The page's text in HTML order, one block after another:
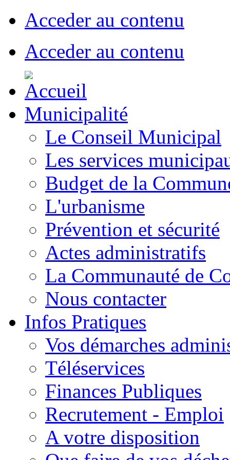
Acceder au contenu
Acceder au contenu
Municipalité
Le Conseil Municipal
Les services
Budget de la
L'urbanisme
Prévention et sécurité
Actes administratifs
La Communauté de
Nous contacter
Infos Pratiques
Vos démarches
Téléservices
Finances Publiques
Recrutement - Emploi
A votre disposition